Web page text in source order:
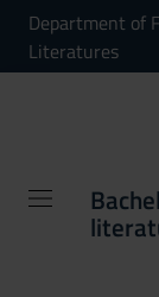
Department of
Literatures